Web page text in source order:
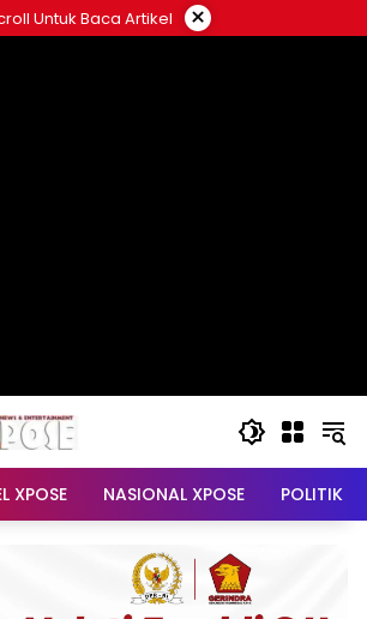
Untuk Baca Artikel ×
XPOSE NASIONAL XPOSE POLITIK